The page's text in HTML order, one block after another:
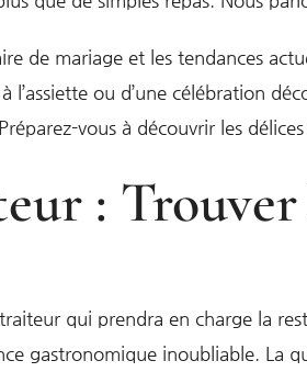
de mariage et les tendances
l’assiette ou d’une célébration
vous à découvrir les
:
qui prendra en charge la
gastronomique inoubliable. La